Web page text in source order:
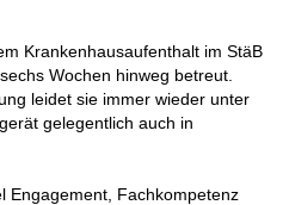
Krankenhausaufenthalt im StäB
Wochen hinweg betreut.
leidet sie immer wieder unter
gelegentlich auch in
Engagement, Fachkompetenz